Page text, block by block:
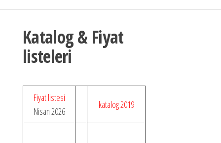
Katalog & Fiyat
listeleri
Fiyat listesi
Nisan 2026
katalog 2019